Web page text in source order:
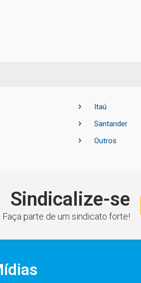
Itaú
Santander
Outros
Sindicalize-se
Faça parte de um sindicato forte!